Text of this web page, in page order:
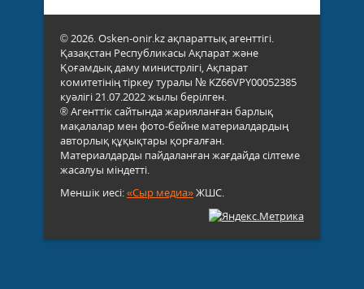
© 2026. Osken-onir.kz ақпараттық агенттігі.
Қазақстан Республикасы Ақпарат және
Қоғамдық даму министрлігі, Ақпарат
комитетінің тіркеу туралы № KZ66VPY00052385
куәлігі 21.07.2022 жылы берілген.
® Агенттік сайтында жарияланған барлық
мақалалар мен фото-бейне материалдардың
авторлық құқықтары қорғалған.
Материалдарды пайдаланған жағдайда сілтеме
жасалуы міндетті.
Меншік иесі:«Сыр медиа»ЖШС.